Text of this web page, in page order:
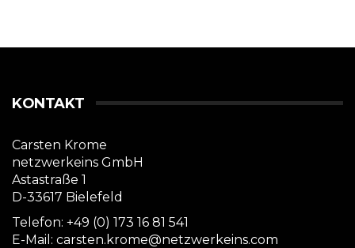
KONTAKT
Carsten Krome
netzwerkeins GmbH
Astastraße 1
D-33617 Bielefeld
Telefon: +49 (0) 173 16 81 541
E-Mail: carsten.krome@netzwerkeins.com